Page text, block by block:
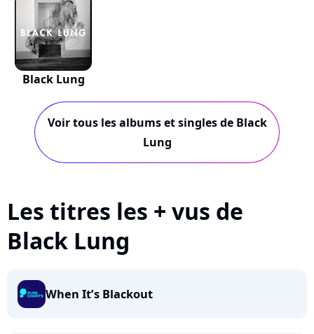
Black Lung
Voir tous les albums et singles de Black
Lung
Les titres les + vus de
Black Lung
When It’s Blackout